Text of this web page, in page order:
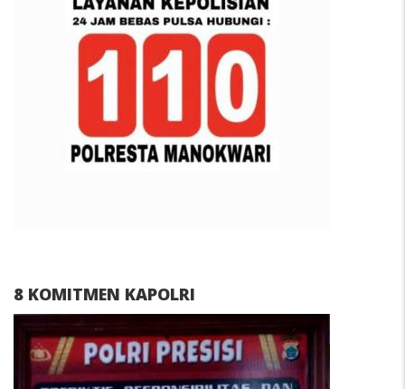
8 KOMITMEN KAPOLRI